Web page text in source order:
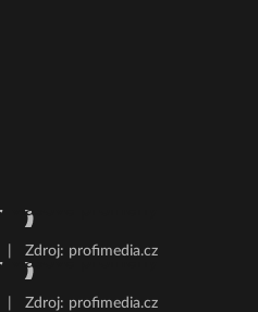
Zdroj: profimedia.cz
Zdroj: profimedia.cz